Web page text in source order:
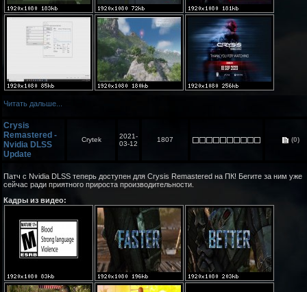
Читать дальше...
Crysis
Remastered -
Nvidia DLSS
Update
Crytek
2021-
03-12
1807 (0)
Патч с Nvidia DLSS теперь доступен для Crysis Remastered на ПК! Бегите за ним уже
сейчас ради приятного прироста производительности.
Кадры из видео: